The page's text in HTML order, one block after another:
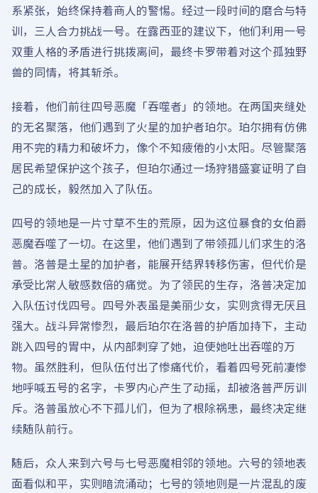
系紧张，始终保持着商人的警惕。经过一段时间的磨合与特
训，三人合力挑战一号。在露西亚的建议下，他们利用一号
双重人格的矛盾进行挑拨离间，最终卡罗带着对这个孤独野
兽的同情，将其斩杀。
接着，他们前往四号恶魔「吞噬者」的领地。在两国夹缝处
的无名聚落，他们遇到了火星的加护者珀尔。珀尔拥有仿佛
用不完的精力和破坏力，像个不知疲倦的小太阳。尽管聚落
居民希望保护这个孩子，但珀尔通过一场狩猎盛宴证明了自
己的成长，毅然加入了队伍。
四号的领地是一片寸草不生的荒原，因为这位暴食的女伯爵
恶魔吞噬了一切。在这里，他们遇到了带领孤儿们求生的洛
普。洛普是土星的加护者，能展开结界转移伤害，但代价是
承受比常人敏感数倍的痛觉。为了领民的生存，洛普决定加
入队伍讨伐四号。四号外表虽是美丽少女，实则贪得无厌且
强大。战斗异常惨烈，最后珀尔在洛普的护盾加持下，主动
跳入四号的胃中，从内部刺穿了她，迫使她吐出吞噬的万
物。虽然胜利，但队伍付出了惨痛代价，看着四号死前凄惨
地呼喊五号的名字，卡罗内心产生了动摇，却被洛普严厉训
斥。洛普虽放心不下孤儿们，但为了根除祸患，最终决定继
续随队前行。
随后，众人来到六号与七号恶魔相邻的领地。六号的领地表
面看似和平，实则暗流涌动；七号的领地则是一片混乱的废